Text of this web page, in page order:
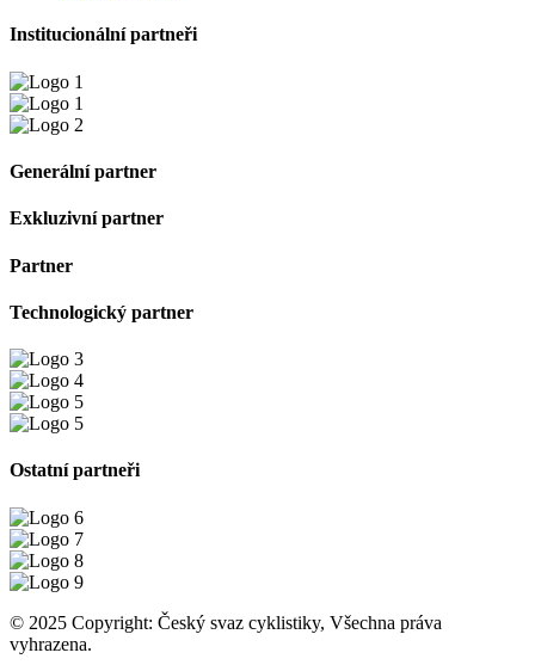
Institucionální partneři
Generální partner
Exkluzivní partner
Partner
Technologický partner
Ostatní partneři
© 2025 Copyright: Český svaz cyklistiky, Všechna práva
vyhrazena.